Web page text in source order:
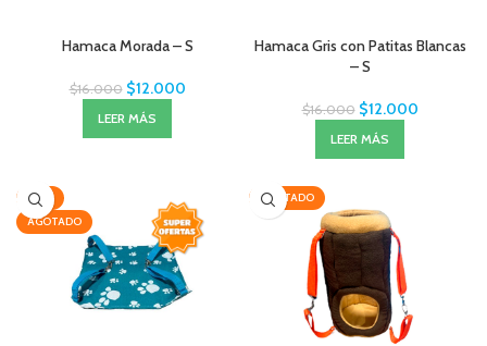
Hamaca Morada – S
$16.000 $12.000
LEER MÁS
Hamaca Gris con Patitas Blancas
– S
$16.000 $12.000
LEER MÁS
-25%
AGOTADO
AGOTADO